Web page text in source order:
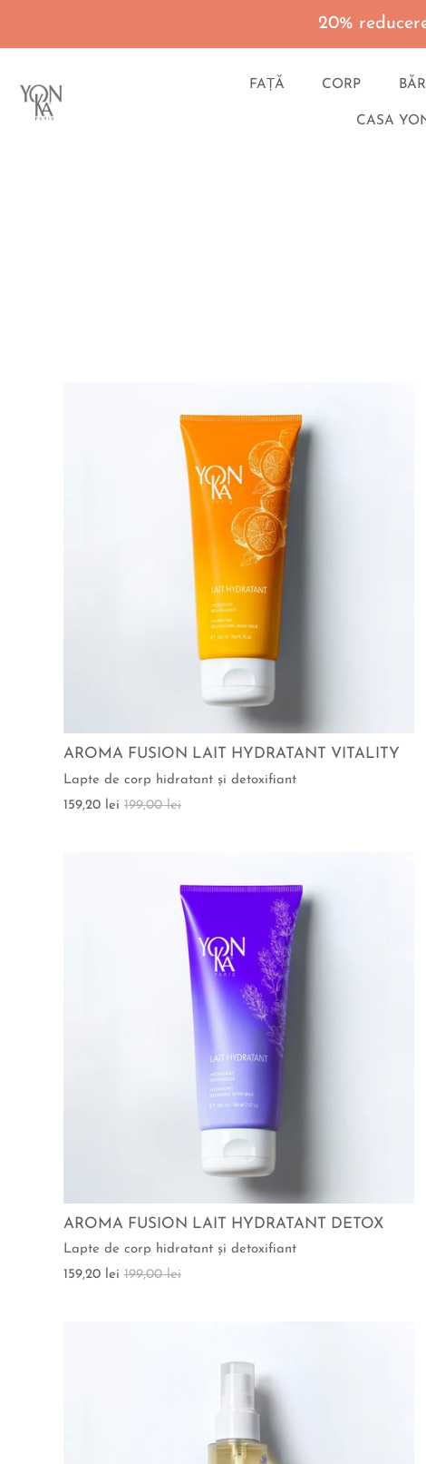
20%
FAȚĂ CORP
CASA
AROMA FUSION LAIT HYDRATANT VITALITY
Lapte de corp hidratant şi detoxifiant
159,20 lei 199,00 lei
AROMA FUSION LAIT HYDRATANT DETOX
Lapte de corp hidratant şi detoxifiant
159,20 lei 199,00 lei